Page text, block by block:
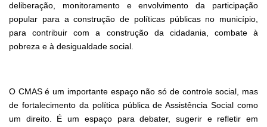
deliberação, monitoramento e envolvimento da participação
popular para a construção de políticas públicas no município,
para contribuir com a construção da cidadania, combate à
pobreza e à desigualdade social.
O CMAS é um importante espaço não só de controle social, mas
de fortalecimento da política pública de Assistência Social como
um direito. Éum espaço para debater, sugerir e refletir em